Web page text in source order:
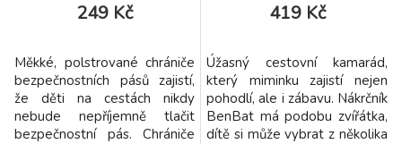
249 Kč
Měkké, polstrované chrániče
bezpečnostních pásů zajistí,
že děti na cestách nikdy
nebude nepříjemně tlačit
bezpečnostní pás. Chrániče
419 Kč
Úžasný cestovní kamarád,
který miminku zajistí nejen
pohodlí, ale i zábavu. Nákrčník
BenBat má podobu zvířátka,
dítě si může vybrat z několika